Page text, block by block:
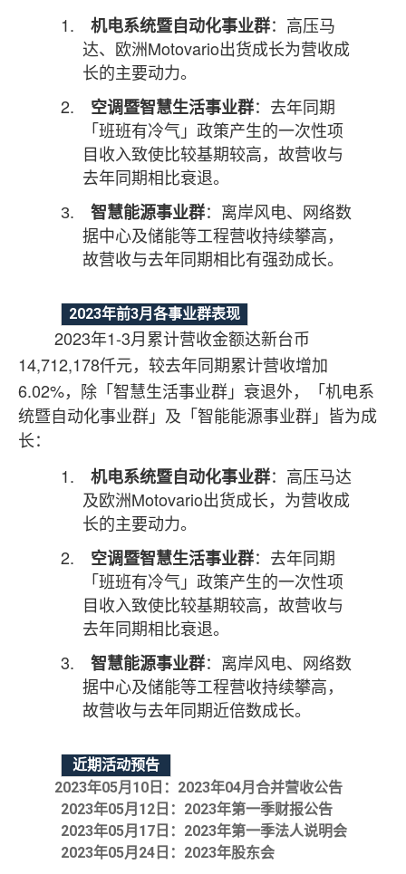
1. 机电系统暨自动化事业群：高压马
达、欧洲 Motovario出货成长为营收成
长的主要动力。
2. 空调暨智慧生活事业群：去年同期
「班班有冷气」政策产生的一次性项
目收入致使比较基期较高，故营收与
去年同期相比衰退。
3.
智慧能源事业群：离岸风电、网络数
据中心及储能等工程营收持续攀高，
故营收与去年同期相比有强劲成长。
2023年前3月各事业群表现
2023年1-3月累计营收金额达新台币
14,712,178仟元，较去年同期累计营收增加
6.02%，除「智慧生活事业群」衰退外，「机电系
统暨自动化事业群」及「智能能源事业群」皆为成
长：
1. 机电系统暨自动化事业群：高压马达
及欧洲 Motovario出货成长，为营收成
长的主要动力。
2. 空调暨智慧生活事业群：去年同期
「班班有冷气」政策产生的一次性项
目收入致使比较基期较高，故营收与
去年同期相比衰退。
3. 智慧能源事业群：离岸风电、网络数
据中心及储能等工程营收持续攀高，
故营收与去年同期近倍数成长。
近期活动预告
2023年05月 10 日： 2023年04月合并营收公告
2023年05月 12 日： 2023年第一季财报公告
2023年05月 17 日： 2023年第一季法人说明会
2023年05月 24 日： 2023年股东会